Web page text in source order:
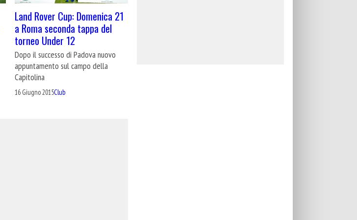
Land Rover Cup: Domenica 21
a Roma seconda tappa del
torneo Under 12
Dopo il successo di Padova nuovo
appuntamento sul campo della
Capitolina
16 Giugno 2015Club